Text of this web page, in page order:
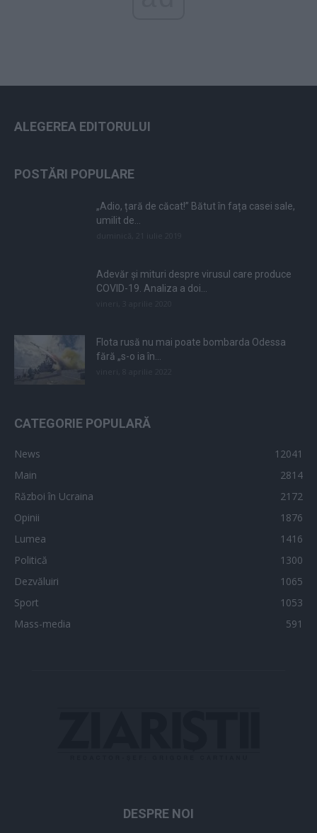
ALEGEREA EDITORULUI
POSTĂRI POPULARE
„Adio, țară de căcat!” Bătut în fața casei sale,
umilit de...
Adevăr și mituri despre virusul care produce
COVID-19. Analiza a doi...
Flota rusă nu mai poate bombarda Odessa
fără „s-o ia în...
CATEGORIE POPULARĂ
News
12041
Main
2814
Război în Ucraina
2172
Opinii
1876
Lumea
1416
Politică
1300
Dezvăluiri
1065
Sport
1053
Mass-media
591
DESPRE NOI